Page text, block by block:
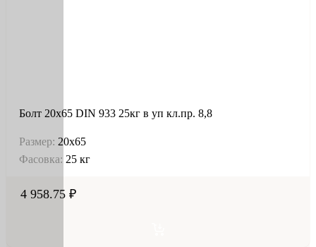
Болт 20х65 DIN 933 25кг в уп кл.пр. 8,8
Размер: 20х65
Фасовка: 25 кг
4 958.75 ₽